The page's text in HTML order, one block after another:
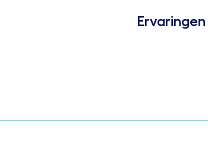
Ervaringen